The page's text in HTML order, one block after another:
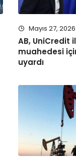
Mayıs 27, 2026
AB, UniCredit
muahedesi
uyardı